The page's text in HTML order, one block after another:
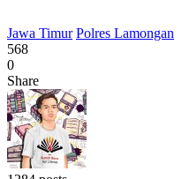
Jawa Timur Polres Lamongan
568
0
Share